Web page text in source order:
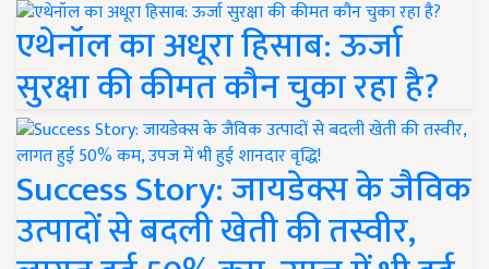
एथेनॉल का अधूरा हिसाब: ऊर्जा
सुरक्षा की कीमत कौन चुका रहा है?
Success Story: जायडेक्स के जैविक
उत्पादों से बदली खेती की तस्वीर,